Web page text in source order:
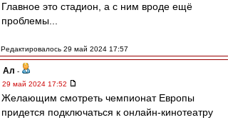
Главное это стадион, а с ним вроде ещё
проблемы...
Редактировалось 29 май 2024 17:57
Ал -
29 май 2024 17:52
Желающим смотреть чемпионат Европы
придется подключаться к онлайн-кинотеатру